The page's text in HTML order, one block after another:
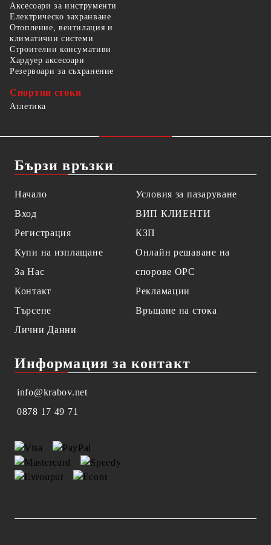
Аксесоари за инструменти
Електрическо захранване
Отопление, вентилация и
климатични системи
Строителни консумативи
Хардуер аксесоари
Резервоари за съхранение
Спортни стоки
Атлетика
Бързи връзки
Начало
Вход
Регистрация
Купи на изплащане
За Нас
Контакт
Търсене
Лични Данни
Условия за пазаруване
ВИП КЛИЕНТИ
КЗП
Онлайн решаване на
спорове OPC
Рекламации
Връщане на стока
Информация за контакт
info@krabov.net
0878 17 49 71